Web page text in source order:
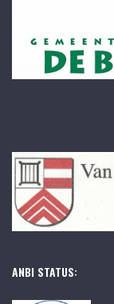
ANBI STATUS: